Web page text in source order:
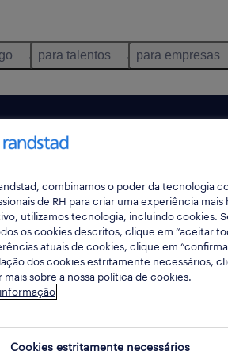
para talentos para empresas
resultados para a
combinamos o poder da tecnologia
de RH para criar uma experiência
utilizamos tecnologia, incluindo cookies.
os cookies descritos, clique em “aceitar
atuais de cookies, clique em
dos cookies estritamente necessários,
mais sobre a nossa política de cookies.
Cookies estritamente necessários